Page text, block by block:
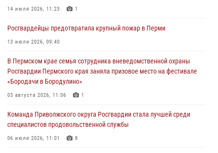
Росгвардейцы оказали силовую поддержку при задержании
28 июля 2026, 06:15
ведомственной акции «Каникулы с Росгвардией»
24 июля 2026, 08:45
Юные защитники порядка: росгвардейцы провели день в клубе
24 июля 2026, 08:43
14 июля 2026, 11:23 1
Росгвардейцы предотвратила крупный пожар в Перми
13 июля 2026, 09:40
В Пермском крае семья сотрудника вневедомственной охраны
Росгвардии Пермского края заняла призовое место на фестивале
«Бородачи в Бородулино»
03 августа 2026, 11:06 1
Команда Приволжского округа Росгвардии стала лучшей среди
специалистов продовольственной службы
06 июля 2026, 11:01 8